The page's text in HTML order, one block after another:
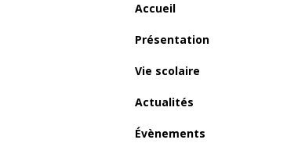
Accueil
Présentation
Vie scolaire
Actualités
Évènements